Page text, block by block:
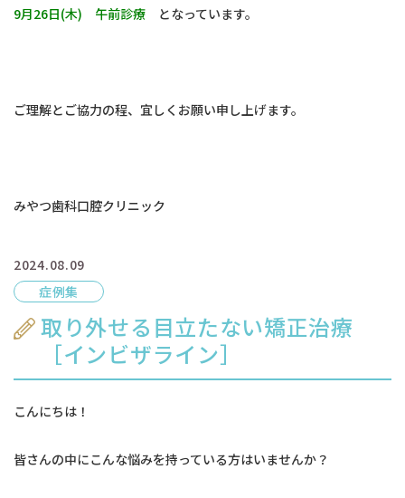
9月26日(木) 午前診療 となっています。
ご理解とご協力の程、宜しくお願い申し上げます。
みやつ歯科口腔クリニック
2024.08.09
症例集
取り外せる目立たない矯正治療
［インビザライン］
こんにちは！
皆さんの中にこんな悩みを持っている方はいませんか？